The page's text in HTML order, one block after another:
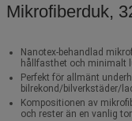
Mikrofiberduk,
Nanotex-behandlad
hållfasthet och minimalt
Perfekt för allmänt
bilrekond/bilverkstäder/
Kompositionen av
och rester än en vanlig